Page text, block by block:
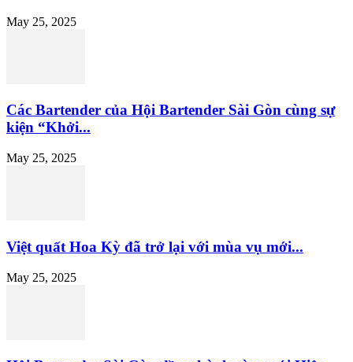
May 25, 2025
Các Bartender của Hội Bartender Sài Gòn cùng sự
kiện “Khởi...
May 25, 2025
Việt quất Hoa Kỳ đã trở lại với mùa vụ mới...
May 25, 2025